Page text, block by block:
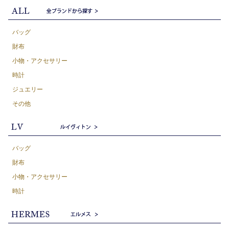
バッグ
財布
小物・アクセサリー
時計
ジュエリー
その他
バッグ
財布
小物・アクセサリー
時計